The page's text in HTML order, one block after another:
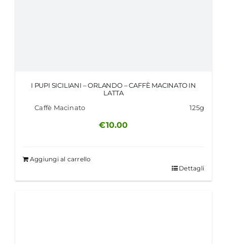
I PUPI SICILIANI – ORLANDO – CAFFÈ MACINATO IN
LATTA
Caffè Macinato
125g
€10.00
Aggiungi al carrello
Dettagli